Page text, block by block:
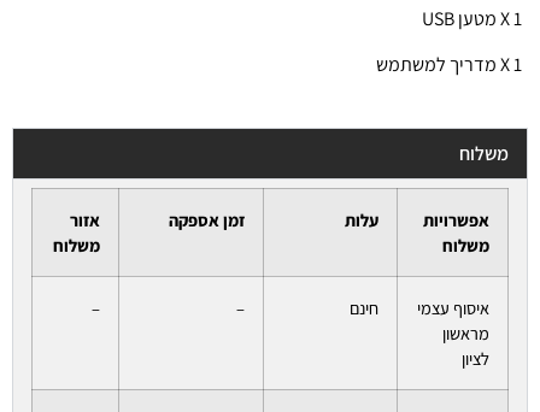
1 X מטען USB
1 X מדריך למשתמש
משלוח
אפשרויות
משלוח
עלות זמן אספקה
אזור
משלוח
איסוף עצמי
מראשון
לציון
חינם –
–